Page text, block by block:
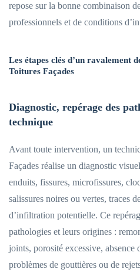
repose sur la bonne combinaison
professionnels et de conditions
Les étapes clés d’un ravalement
Toitures Façades
Diagnostic, repérage des
technique
Avant toute intervention, un
Façades réalise un diagnostic
enduits, fissures, microfissures,
salissures noires ou vertes, traces
d’infiltration potentielle. Ce
pathologies et leurs origines :
joints, porosité excessive,
problèmes de gouttières ou de